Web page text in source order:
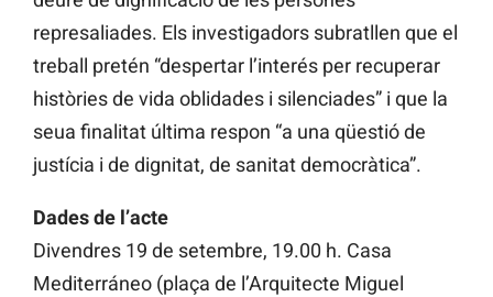
represaliades. Els investigadors subratllen que el
treball pretén “despertar l’interés per recuperar
històries de vida oblidades i silenciades” i que la
seua finalitat última respon “a una qüestió de
justícia i de dignitat, de sanitat democràtica”.
Dades de l’acte
Divendres 19 de setembre, 19.00 h. Casa
Mediterráneo (plaça de l’Arquitecte Miguel